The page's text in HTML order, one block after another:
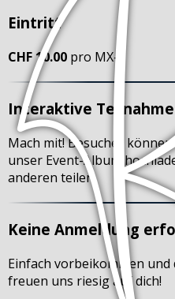
Eintritt
CHF 10.00 pro MX-5
Interaktive Teilnahme
Mach mit! Besucher
unser Event-Album
anderen teilen.
Keine Anmeldung
Einfach vorbeikommen und
freuen uns riesig auf dich!